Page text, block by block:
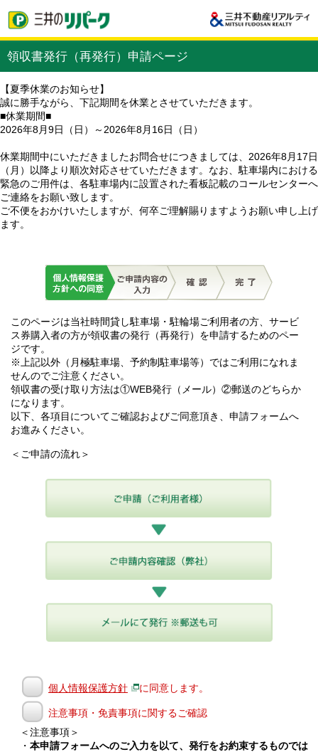
領収書発行（再発行）申請ページ
【夏季休業のお知らせ】
誠に勝手ながら、下記期間を休業とさせていただきます。
■休業期間■
2026年8月9日（日）～2026年8月16日（日）
休業期間中にいただきましたお問合せにつきましては、2026年8月17日
（月）以降より順次対応させていただきます。なお、駐車場内における
緊急のご用件は、各駐車場内に設置された看板記載のコールセンターへ
ご連絡をお願い致します。
ご不便をおかけいたしますが、何卒ご理解賜りますようお願い申し上げ
ます。
このページは当社時間貸し駐車場・駐輪場ご利用者の方、サービ
ス券購入者の方が領収書の発行（再発行）を申請するためのペー
ジです。
※上記以外（月極駐車場、予約制駐車場等）ではご利用になれま
せんのでご注意ください。
領収書の受け取り方法は①WEB発行（メール）②郵送のどちらか
になります。
以下、各項目についてご確認およびご同意頂き、申請フォームへ
お進みください。
＜ご申請の流れ＞
個人情報保護方針 に同意します。
注意事項・免責事項に関するご確認
＜注意事項＞
・ 本申請フォームへのご入力を以て、発行をお約束するものでは